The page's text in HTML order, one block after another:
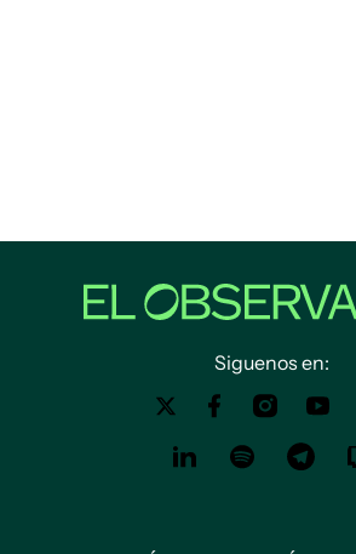
Siguenos en: